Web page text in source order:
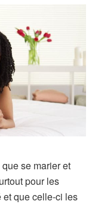
se marier et
pour les
et que celle-ci les